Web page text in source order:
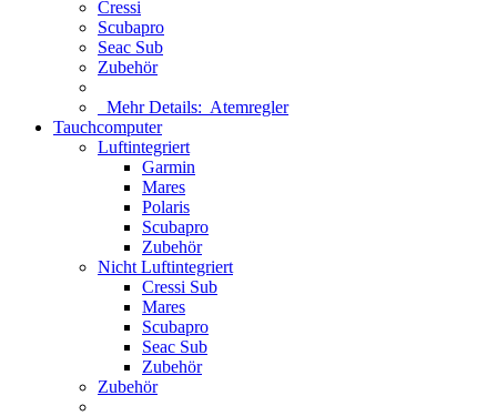
Cressi
Scubapro
Seac Sub
Zubehör
Mehr Details: Atemregler
Tauchcomputer
Luftintegriert
Garmin
Mares
Polaris
Scubapro
Zubehör
Nicht Luftintegriert
Cressi Sub
Mares
Scubapro
Seac Sub
Zubehör
Zubehör